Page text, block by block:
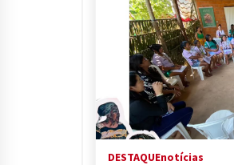
DESTAQUEnotícias